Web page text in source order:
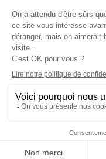
Nous suivre